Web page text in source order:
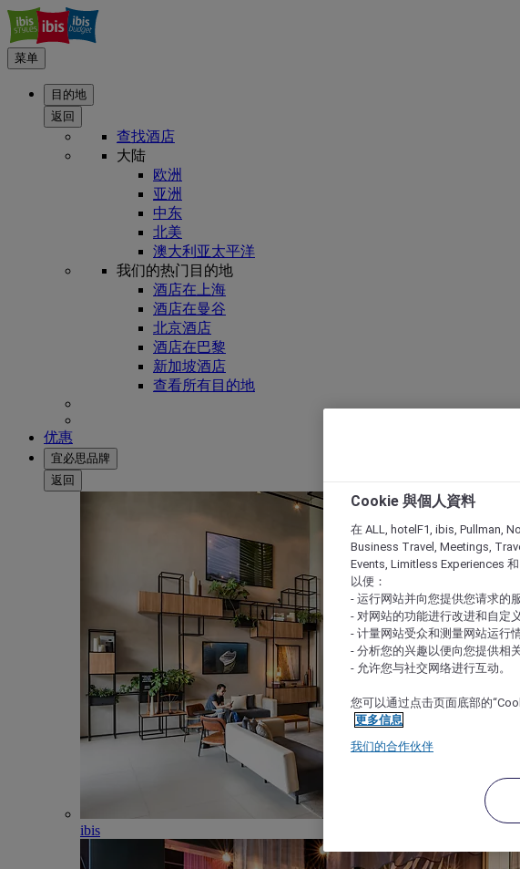
菜单
目的地
返回
查找酒店
大陆
欧洲
亚洲
中东
北美
澳大利亚太平洋
我们的热门目的地
酒店在上海
酒店在曼谷
北京酒店
酒店在巴黎
新加坡酒店
查看所有目的地
优惠
宜必思品牌
返回
ibis
Cookie 與個人資料
在 ALL, hotelF1, ibis, Pullman,
Business Travel, Meetings,
Events, Limitless Experiences 和
以便：
- 运行网站并向您提供您请求的
- 对网站的功能进行改进和自定义
- 计量网站受众和测量网站运行
- 分析您的兴趣以便向您提供相
- 允许您与社交网络进行互动。
您可以通过点击页面底部的
更多信息
我们的合作伙伴